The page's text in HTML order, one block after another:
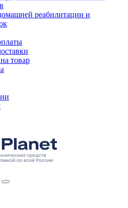
реабилитации и
товар